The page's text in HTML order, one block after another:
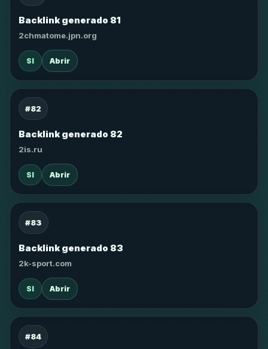
Backlink generado 81
2chmatome.jpn.org
SI Abrir
#82
Backlink generado 82
2is.ru
SI Abrir
#83
Backlink generado 83
2k-sport.com
SI Abrir
#84